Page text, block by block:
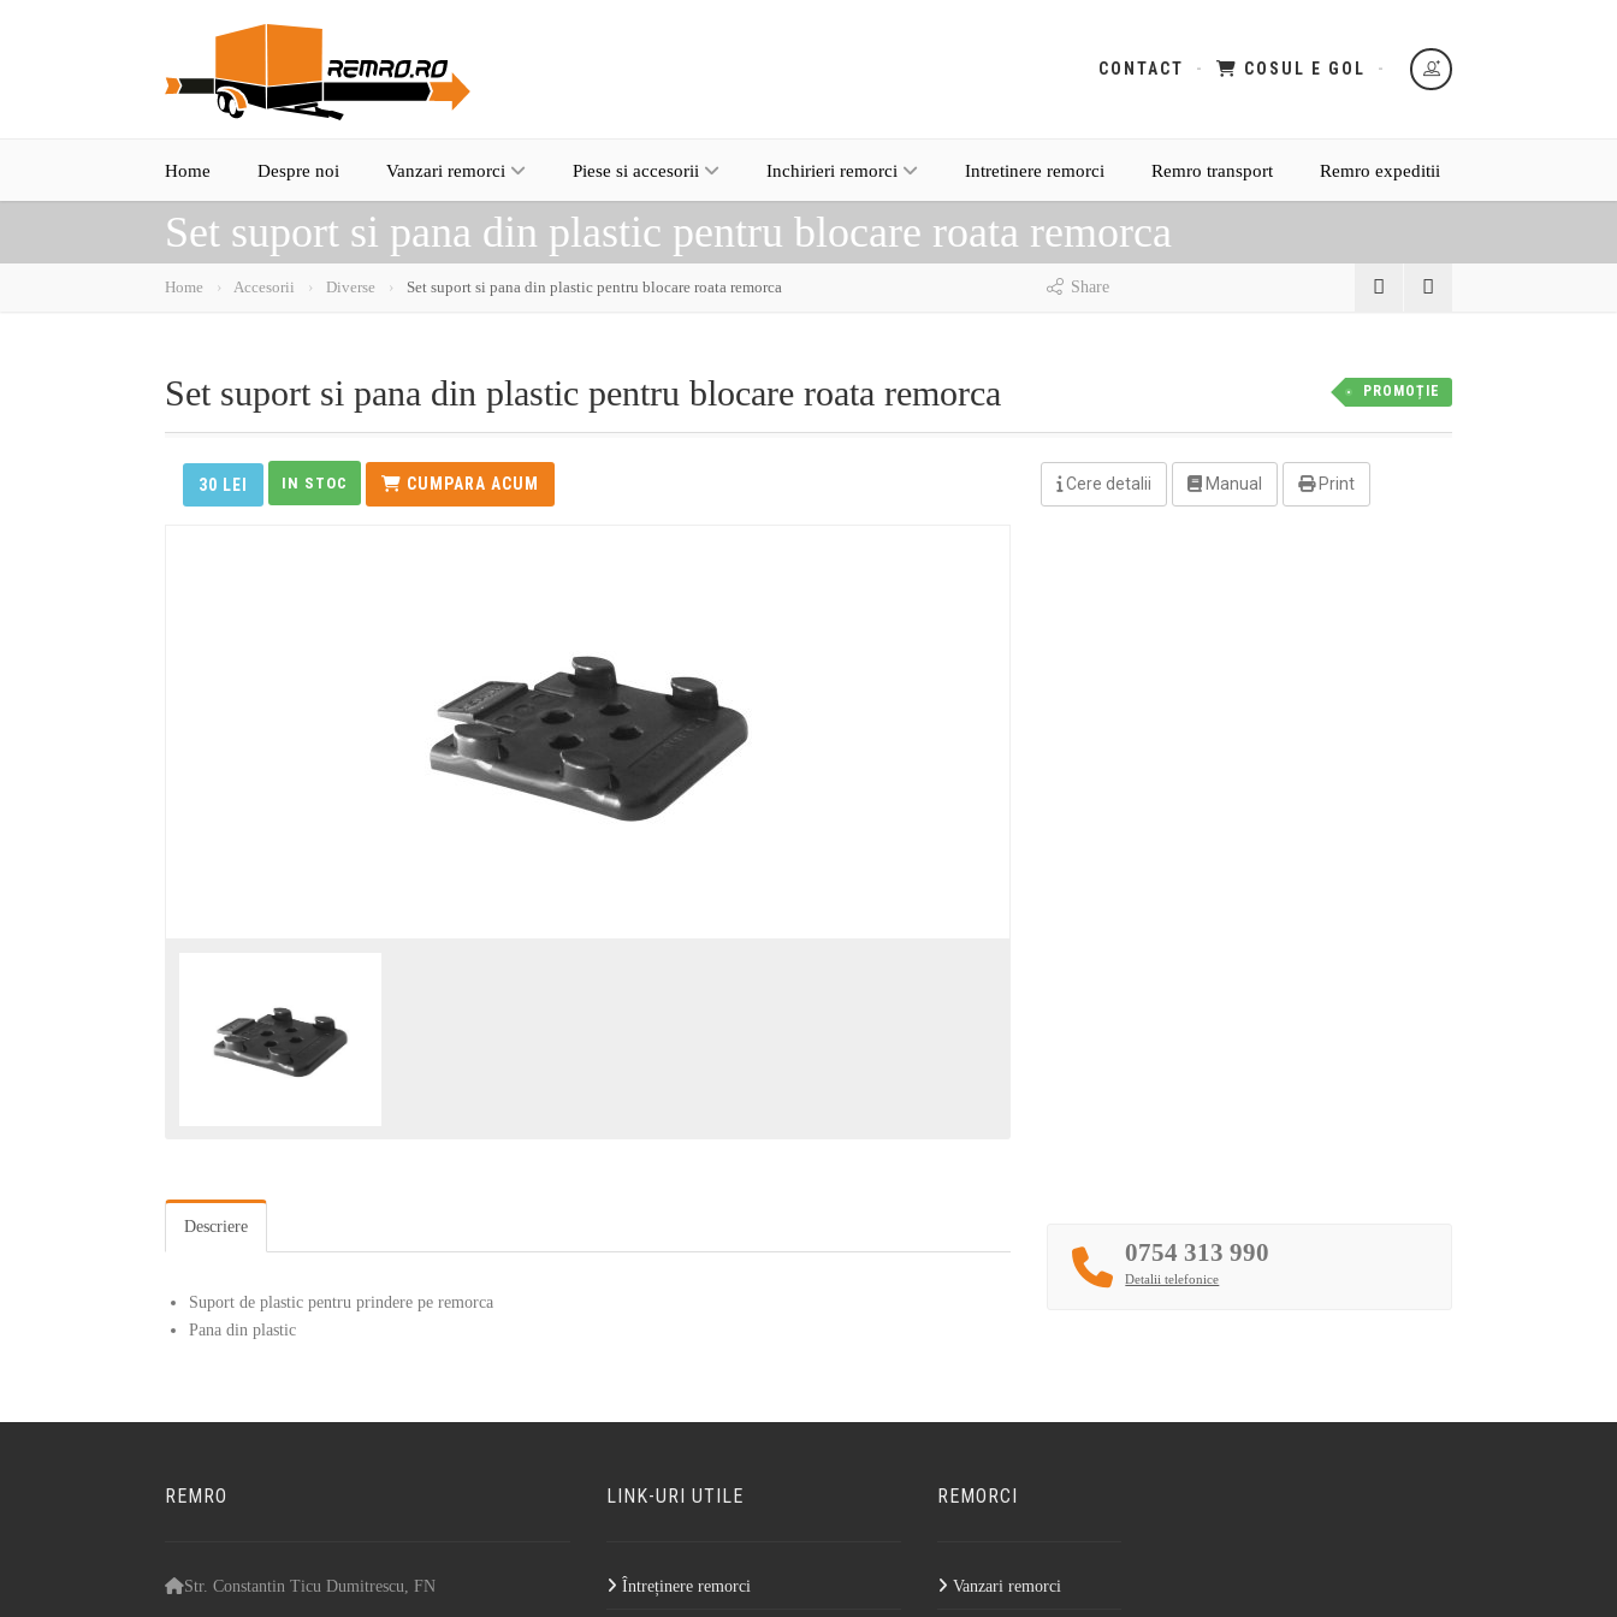
CONTACT COSUL E GOL
Home Despre noi Vanzari remorci Piese si accesorii Inchirieri remorci Intretinere remorci Remro transport Remro expeditii
Set suport si pana din plastic pentru blocare roata remorca
Home Accesorii Diverse Set suport si pana din plastic pentru blocare roata remorca Share
PROMOȚIE
Set suport si pana din plastic pentru blocare roata remorca
30 LEI IN STOC CUMPARA ACUM Cere detalii Manual Print
Descriere
Suport de plastic pentru prindere pe remorca
Pana din plastic
0754 313 990
Detalii telefonice
REMRO
Str. Constantin Ticu Dumitrescu, FN
LINK-URI UTILE
Întreținere remorci
REMORCI
Vanzari remorci